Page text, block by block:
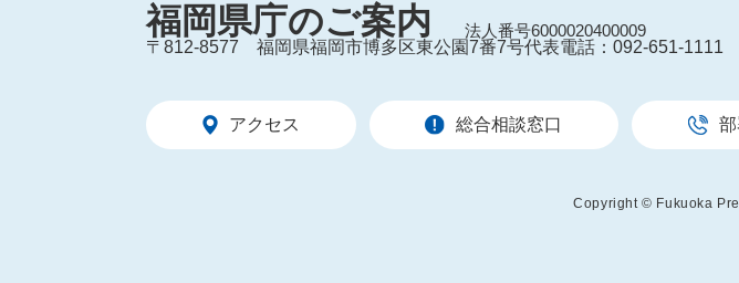
福岡県庁のご案内
法人番号6000020400009
〒812-8577
福岡県福岡市博多区東公園7番7号代表電話：092-651-1111
アクセス 総合相談窓口
Copyright © Fukuoka